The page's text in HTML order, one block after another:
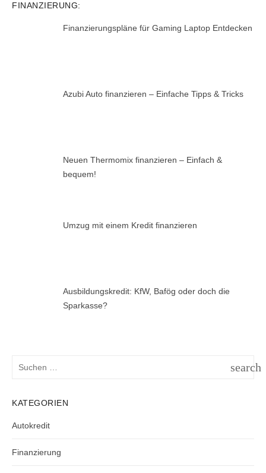
FINANZIERUNG:
Finanzierungspläne für Gaming Laptop Entdecken
Azubi Auto finanzieren – Einfache Tipps & Tricks
Neuen Thermomix finanzieren – Einfach &
bequem!
Umzug mit einem Kredit finanzieren
Ausbildungskredit: KfW, Bafög oder doch die
Sparkasse?
search
KATEGORIEN
Autokredit
Finanzierung